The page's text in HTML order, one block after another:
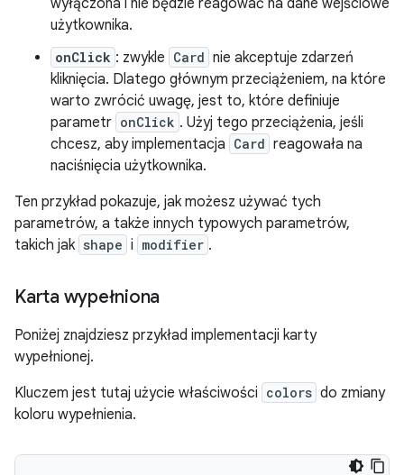
użytkownika.
onClick : zwykle Card nie akceptuje zdarzeń
kliknięcia. Dlatego głównym przeciążeniem, na które
warto zwrócić uwagę, jest to, które definiuje
parametr onClick . Użyj tego przeciążenia, jeśli
chcesz, aby implementacja Card reagowała na
naciśnięcia użytkownika.
Ten przykład pokazuje, jak możesz używać tych
parametrów, a także innych typowych parametrów,
takich jak shape i modifier .
Karta wypełniona
Poniżej znajdziesz przykład implementacji karty
wypełnionej.
Kluczem jest tutaj użycie właściwości colors do zmiany
koloru wypełnienia.